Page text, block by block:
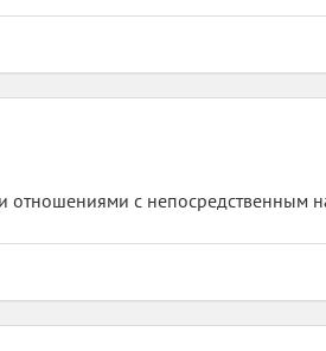
с непосредственным